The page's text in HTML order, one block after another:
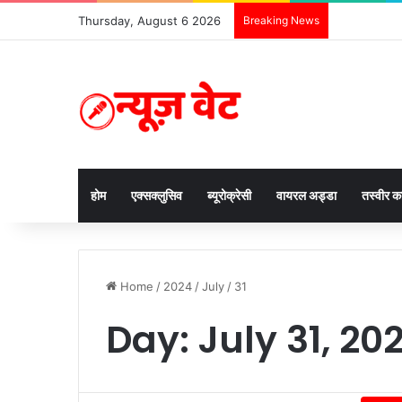
Thursday, August 6 2026 Breaking News
होम एक्सक्लुसिव ब्यूरोक्रेसी वायरल अड्डा तस्वीर
Home / 2024 /July / 31
Day: July 31,